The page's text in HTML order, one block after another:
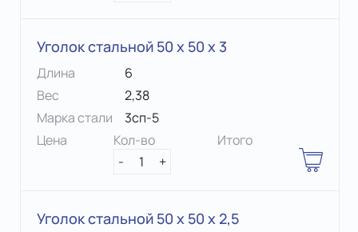
Уголок стальной 50 х 50 x 3
Длина
6
Вес
2,38
Марка стали
3сп-5
Цена
Кол-во
-
1 +
Итого
Уголок стальной 50 х 50 x 2,5